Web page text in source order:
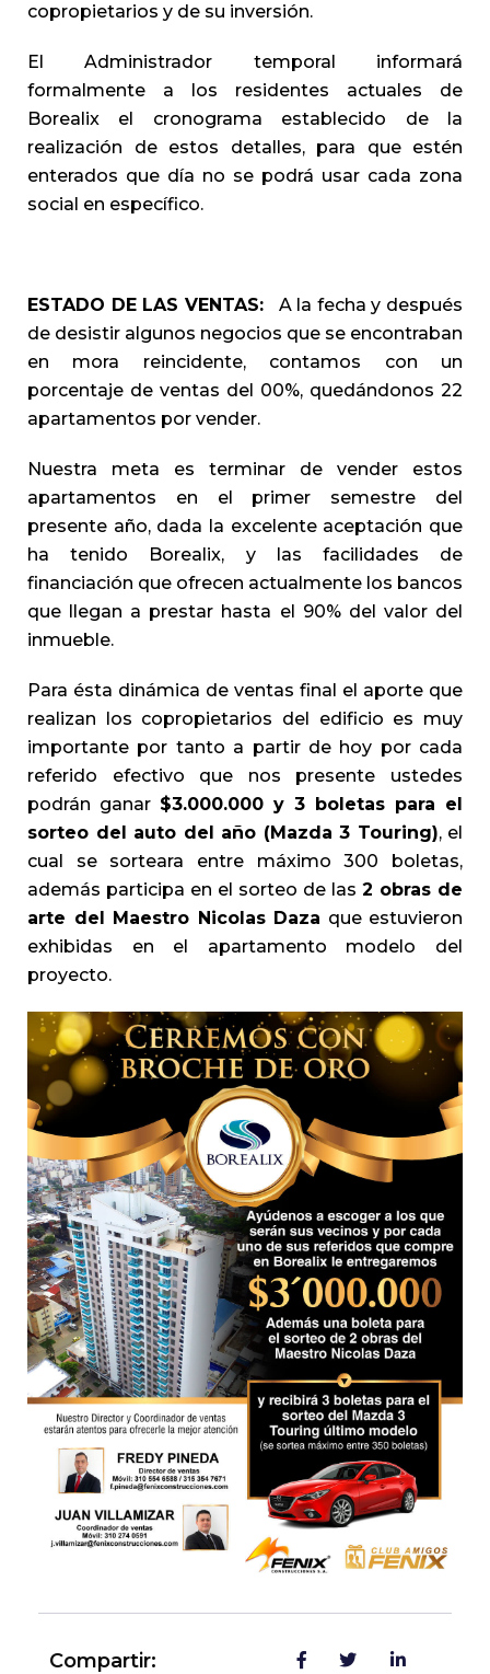
copropietarios y de su inversión.
El Administrador temporal informará
formalmente a los residentes actuales de
Borealix el cronograma establecido de la
realización de estos detalles, para que estén
enterados que día no se podrá usar cada zona
social en específico.
ESTADO DE LAS VENTAS:A la fecha y después
de desistir algunos negocios que se encontraban
en mora reincidente, contamos con un
porcentaje de ventas del 00%, quedándonos 22
apartamentos por vender.
Nuestra meta es terminar de vender estos
apartamentos en el primer semestre del
presente año, dada la excelente aceptación que
ha tenido Borealix, y las facilidades de
financiación que ofrecen actualmente los bancos
que llegan a prestar hasta el 90% del valor del
inmueble.
Para ésta dinámica de ventas final el aporte que
realizan los copropietarios del edificio es muy
importante por tanto a partir de hoy por cada
referido efectivo que nos presente ustedes
podrán ganar $3.000.000 y 3 boletas para el
sorteo del auto del año (Mazda 3 Touring), el
cual se sorteara entre máximo 300 boletas,
además participa en el sorteo de las 2 obras de
arte del Maestro Nicolas Daza que estuvieron
exhibidas en el apartamento modelo del
proyecto.
Compartir: